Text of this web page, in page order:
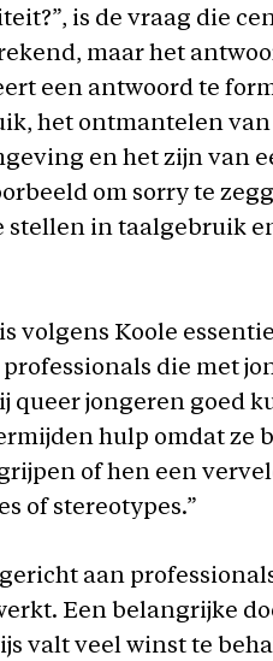
is de vraag die
maar het
een antwoord te
het ontmantelen
en het zijn van
om sorry te
stellen in taalgebruik
volgens Koole
die met
queer jongeren goed
hulp omdat ze
of hen een
of stereotypes.”
aan
Een belangrijke
valt veel winst te